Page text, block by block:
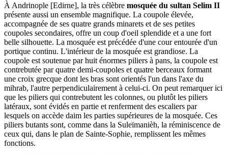
À Andrinople [Edirne], la très célèbre mosquée du sultan Selim II
présente aussi un ensemble magnifique. La coupole élevée,
accompagnée de ses quatre grands minarets et de ses petites
coupoles secondaires, offre un coup d'oeil splendide et a une fort
belle silhouette. La mosquée est précédée d'une cour entourée d'un
portique continu. L'intérieur de la mosquée est grandiose. La
coupole est soutenue par huit énormes piliers à pans, la coupole est
contrebutée par quatre demi-coupoles et quatre berceaux formant
une croix grecque dont les bras sont orientés l'un dans l'axe du
mihrab, l'autre perpendiculairement à celui-ci. On peut remarquer ici
que les piliers qui contrebutent les colonnes, ou plutôt les piliers
latéraux, sont évidés en partie et renferment des escaliers par
lesquels on accède daim les parties supérieures de la mosquée. Ces
piliers butants sont, comme dans la Suleïmanièh, la réminiscence de
ceux qui, dans le plan de Sainte-Sophie, remplissent les mêmes
fonctions.